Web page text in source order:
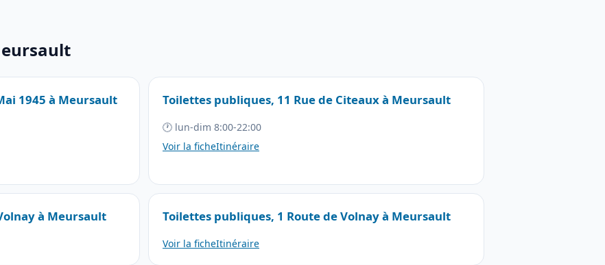
1945 à Meursault Toilettes publiques, 11 Rue de Citeaux à Meursault
🕐 lun-dim 8:00-22:00
Voir la ficheItinéraire
à Meursault Toilettes publiques, 1 Route de Volnay à Meursault
Voir la ficheItinéraire